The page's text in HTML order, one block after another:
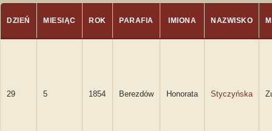
DZIEŃ MIESIĄC ROK PARAFIA IMIONA NAZWISKO
29 5 1854 Berezdów Honorata Styczyńska